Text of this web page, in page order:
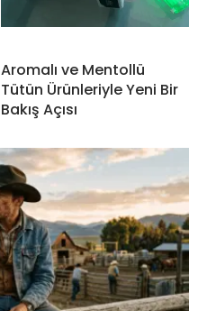
Aromalı ve Mentollü
Tütün Ürünleriyle Yeni Bir
Bakış Açısı